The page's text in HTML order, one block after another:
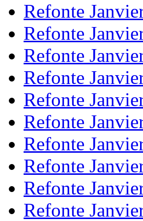
Refonte
Refonte
Refonte
Refonte
Refonte
Refonte
Refonte
Refonte
Refonte
Refonte